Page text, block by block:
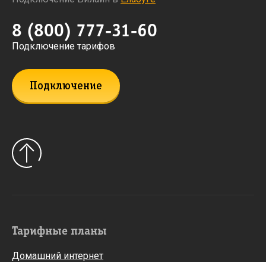
8 (800) 777-31-60
Подключение тарифов
Подключение
Тарифные планы
Домашний интернет